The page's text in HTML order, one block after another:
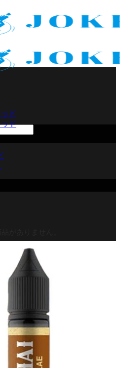
がありません。
¥ 0
りません。
ド
ド